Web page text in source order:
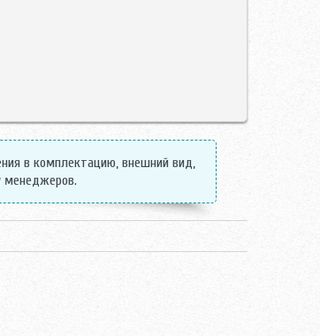
в комплектацию, внешний вид,
менеджеров.